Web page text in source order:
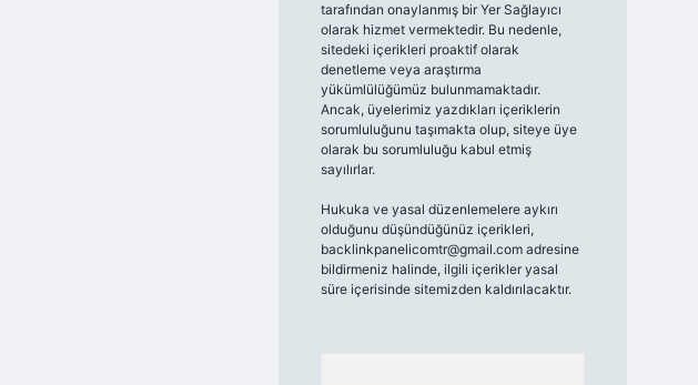
tarafından onaylanmış bir Yer Sağlayıcı
olarak hizmet vermektedir. Bu nedenle,
sitedeki içerikleri proaktif olarak
denetleme veya araştırma
yükümlülüğümüz bulunmamaktadır.
Ancak, üyelerimiz yazdıkları içeriklerin
sorumluluğunu taşımakta olup, siteye üye
olarak bu sorumluluğu kabul etmiş
sayılırlar.
Hukuka ve yasal düzenlemelere aykırı
olduğunu düşündüğünüz içerikleri,
backlinkpanelicomtr@gmail.comadresine
bildirmeniz halinde, ilgili içerikler yasal
süre içerisinde sitemizden kaldırılacaktır.